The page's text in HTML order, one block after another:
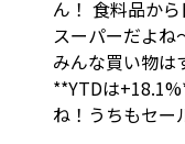
ん！ 食料品か
スーパーだよね
みんな買い物は
**YTDは
ね！うちもセー